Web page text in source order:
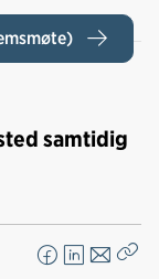
samtidig
F
L
E